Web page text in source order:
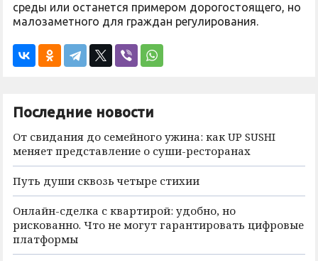
среды или останется примером дорогостоящего, но
малозаметного для граждан регулирования.
Последние новости
От свидания до семейного ужина: как UP SUSHI
меняет представление о суши-ресторанах
Путь души сквозь четыре стихии
Онлайн-сделка с квартирой: удобно, но
рискованно. Что не могут гарантировать цифровые
платформы